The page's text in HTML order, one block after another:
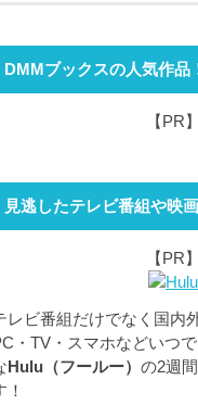
DMMブックスの人気作品
【PR】
見逃したテレビ番組や映
【PR】
レビ番組だけでなく国内
・TV・スマホなどいつ
Hulu（フールー） の2週
！